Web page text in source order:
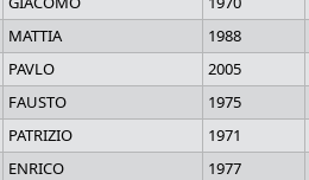
MATTIA 1988
PAVLO 2005
FAUSTO 1975
PATRIZIO 1971
ENRICO 1977